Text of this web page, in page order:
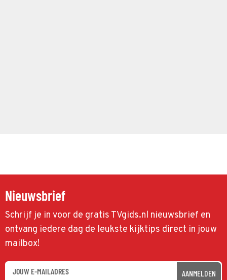
Nieuwsbrief
Schrijf je in voor de gratis TVgids.nl nieuwsbrief en
ontvang iedere dag de leukste kijktips direct in jouw
mailbox!
AANMELDEN